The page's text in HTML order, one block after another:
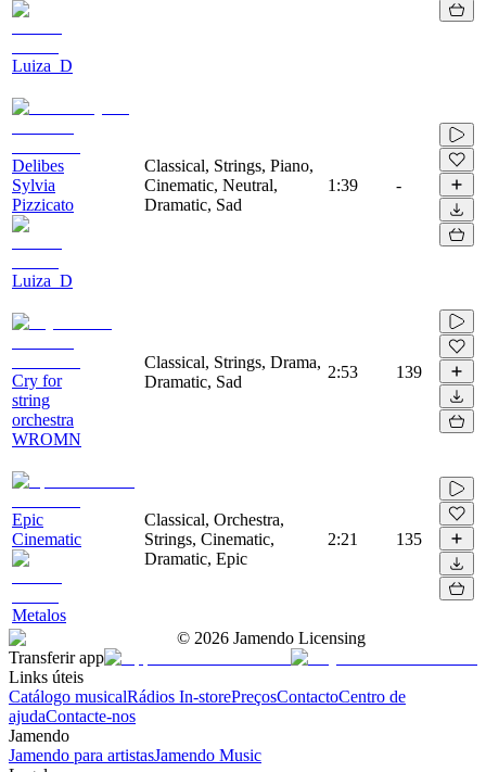
Luiza_D
Delibes
Sylvia
Pizzicato
Luiza_D
Classical, Strings, Piano,
Cinematic, Neutral,
Dramatic, Sad
1:39 -
Cry for
string
orchestra
WROMN
Classical, Strings, Drama,
Dramatic, Sad
2:53 139
Epic
Cinematic
Metalos
Classical, Orchestra,
Strings, Cinematic,
Dramatic, Epic
2:21 135
© 2026 Jamendo Licensing
Transferir app
Links úteis
Catálogo musicalRádios In-storePreçosContactoCentro de
ajudaContacte-nos
Jamendo
Jamendo para artistasJamendo Music